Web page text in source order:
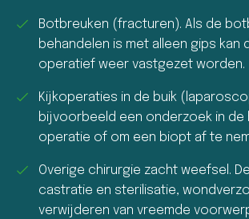
Botbreuken (fracturen). Als de
behandelen is met alleen gips kan
operatief weer vastgezet worden.
Kijkoperaties in de buik
bijvoorbeeld een onderzoek in de
operatie of om een biopt af te
Overige chirurgie zacht weefsel.
castratie en sterilisatie,
verwijderen van vreemde